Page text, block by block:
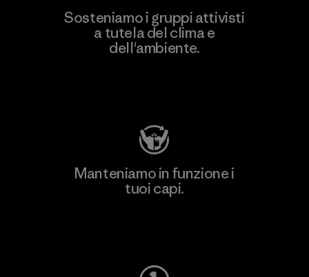
Sosteniamo i gruppi attivisti
a tutela del clima e
dell'ambiente.
Manteniamo in funzione i
tuoi capi.